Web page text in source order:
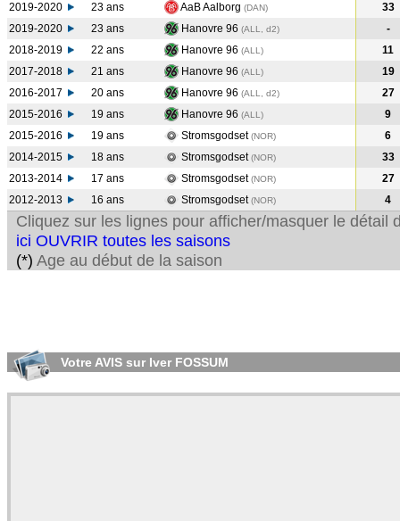
2019-2020
23 ans AaB Aalborg (DAN)
33
2019-2020
23 ans Hanovre 96 (ALL, d2)
-
2018-2019
22 ans Hanovre 96 (ALL )
11
2017-2018
21 ans Hanovre 96 (ALL )
19
2016-2017
20 ans Hanovre 96 (ALL, d2)
27
2015-2016
19 ans Hanovre 96 (ALL )
9
2015-2016
19 ans Stromsgodset(NOR)
6
2014-2015
18 ans Stromsgodset(NOR)
33
2013-2014
17 ans Stromsgodset(NOR)
27
2012-2013
16 ans Stromsgodset(NOR) 4
Cliquez sur les lignes pour afficher/masquer le détail
ici OUVRIR toutes les saisons
(*) Age au début de la saison
Votre AVIS sur Iver FOSSUM